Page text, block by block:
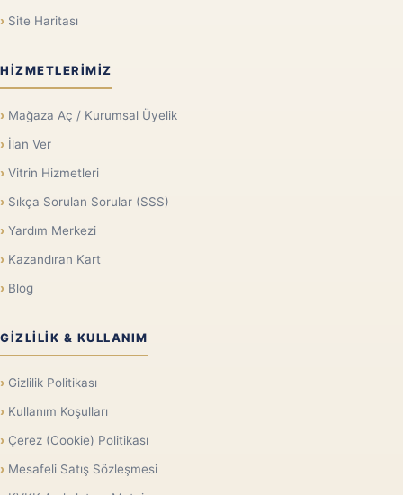
Site Haritası
HIZMETLERIMIZ
Mağaza Aç / Kurumsal Üyelik
İlan Ver
Vitrin Hizmetleri
Sıkça Sorulan Sorular (SSS)
Yardım Merkezi
Kazandıran Kart
Blog
GIZLILIK & KULLANIM
Gizlilik Politikası
Kullanım Koşulları
Çerez (Cookie) Politikası
Mesafeli Satış Sözleşmesi